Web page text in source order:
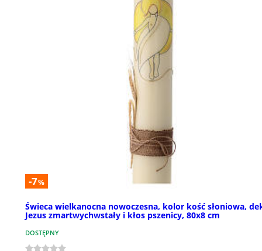
-7%
Świeca wielkanocna nowoczesna, kolor kość słoniowa,
Jezus zmartwychwstały i kłos pszenicy, 80x8 cm
DOSTĘPNY